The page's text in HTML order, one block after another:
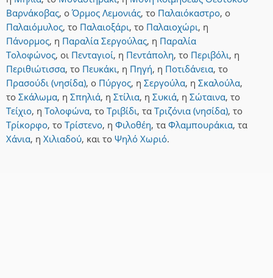
Βαρνάκοβας, ο Όρμος Λεμονιάς, το Παλαιόκαστρο, ο
Παλαιόμυλος, το Παλαιοξάρι, το Παλαιοχώρι, η
Πάνορμος, η Παραλία Σεργούλας, η Παραλία
Τολοφώνος, οι Πενταγιοί, η Πεντάπολη, το Περιβόλι, η
Περιθιώτισσα, το Πευκάκι, η Πηγή, η Ποτιδάνεια, το
Πρασούδι (νησίδα), ο Πύργος, η Σεργούλα, η Σκαλούλα,
το Σκάλωμα, η Σπηλιά, η Στίλια, η Συκιά, η Σώταινα, το
Τείχιο, η Τολοφώνα, το Τριβίδι, τα Τριζόνια (νησίδα), το
Τρίκορφο, το Τρίστενο, η Φιλοθέη, τα Φλαμπουράκια, τα
Χάνια, η Χιλιαδού, και το Ψηλό Χωριό.